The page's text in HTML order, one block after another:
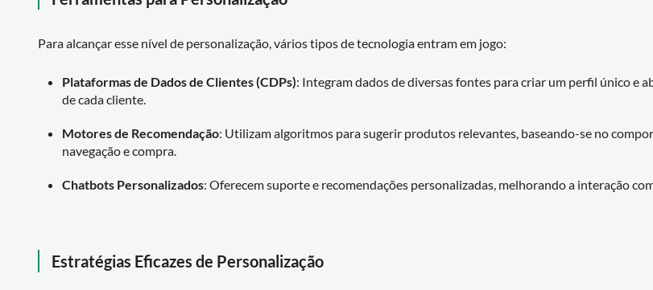
Para alcançar esse nível de personalização, vários tipos de tecnologia entram em jogo:
Plataformas de Dados de Clientes (CDPs): Integram dados de diversas fontes para criar um perfil único e
de cada cliente.
Motores de Recomendação: Utilizam algoritmos para sugerir produtos relevantes, baseando-se no
navegação e compra.
Chatbots Personalizados: Oferecem suporte e recomendações personalizadas, melhorando a interação
Estratégias Eficazes de Personalização